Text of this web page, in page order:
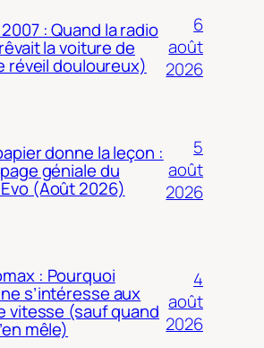
: Quand la radio
la voiture de
réveil douloureux)
6
août
2026
donne la leçon :
géniale du
(Août 2026)
5
août
2026
: Pourquoi
s’intéresse aux
vitesse (sauf quand
mêle)
4
août
2026